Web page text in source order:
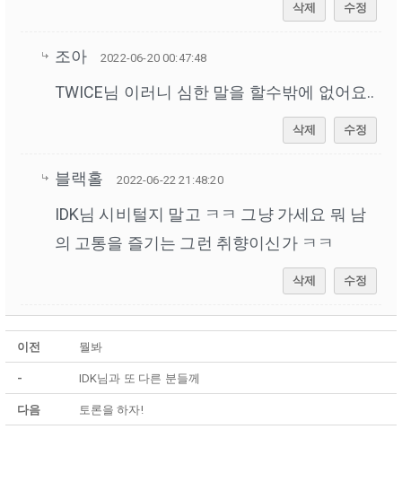
삭제 수정
조아 2022-06-20 00:47:48
TWICE님 이러니 심한 말을 할수밖에 없어요..
삭제 수정
블랙홀 2022-06-22 21:48:20
IDK님 시비털지 말고 ㅋㅋ 그냥 가세요 뭐 남
의 고통을 즐기는 그런 취향이신가 ㅋㅋ
삭제 수정
이전 뭘봐
- IDK님과 또 다른 분들께
다음 토론을 하자!